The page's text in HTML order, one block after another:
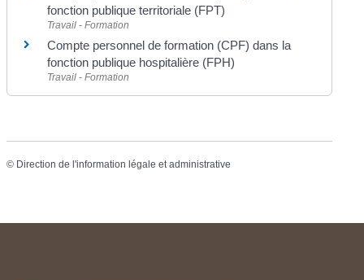
fonction publique territoriale (FPT)
Travail - Formation
Compte personnel de formation (CPF) dans la
fonction publique hospitalière (FPH)
Travail - Formation
© Direction de l'information légale et administrative